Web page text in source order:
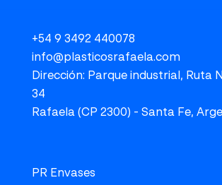
+54 9 3492 440078
info@plasticosrafaela.com
Dirección: Parque industrial, Ruta
34
Rafaela (CP 2300) - Santa Fe,
PR Envases